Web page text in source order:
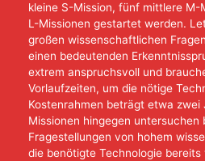
kleine S-Mission, fünf mittlere M-
L-Missionen gestartet werden.
großen wissenschaftlichen
einen bedeutenden
extrem anspruchsvoll und
Vorlaufzeiten, um die nötige
Kostenrahmen beträgt etwa zwei
Missionen hingegen untersuchen
Fragestellungen von hohem
die benötigte Technologie